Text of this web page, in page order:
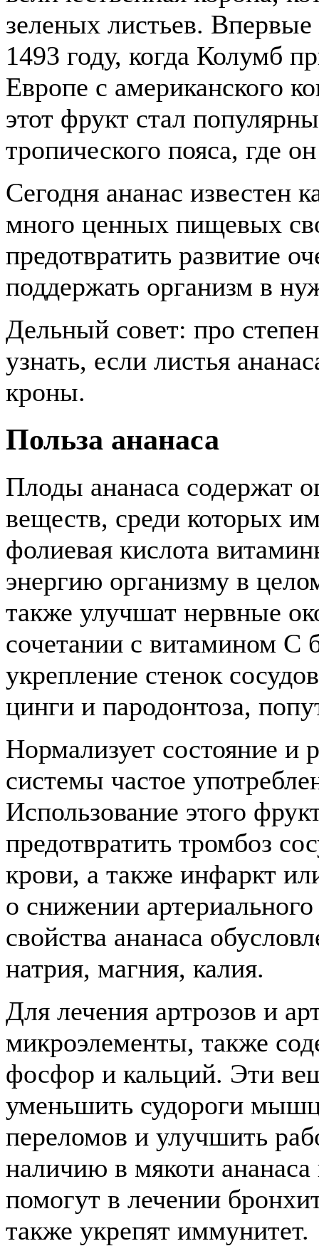
зеленых листьев. Впервые
1493 году, когда Колумб
Европе с американского
этот фрукт стал
тропического пояса, где
Сегодня ананас известен
много ценных пищевых
предотвратить развитие
поддержать организм в
Дельный совет: про
узнать, если листья
кроны.
Польза ананаса
Плоды ананаса содержат
веществ, среди которых
фолиевая кислота
энергию организму в
также улучшат нервные
сочетании с витамином С
укрепление стенок
цинги и пародонтоза,
Нормализует состояние и
системы частое
Использование этого
предотвратить тромбоз
крови, а также инфаркт
о снижении
свойства ананаса
натрия, магния, калия.
Для лечения артрозов и
микроэлементы, также
фосфор и кальций. Эти
уменьшить судороги
переломов и улучшить
наличию в мякоти
помогут в лечении
также укрепят иммунитет.